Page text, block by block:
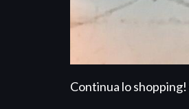
Continua lo shopping!